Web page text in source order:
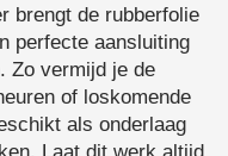
brengt de rubberfolie
perfecte aansluiting
Zo vermijd je de
of loskomende
als onderlaag
Laat dit werk altijd